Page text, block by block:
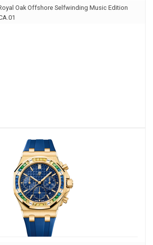
Oak Offshore Selfwinding Music Edition